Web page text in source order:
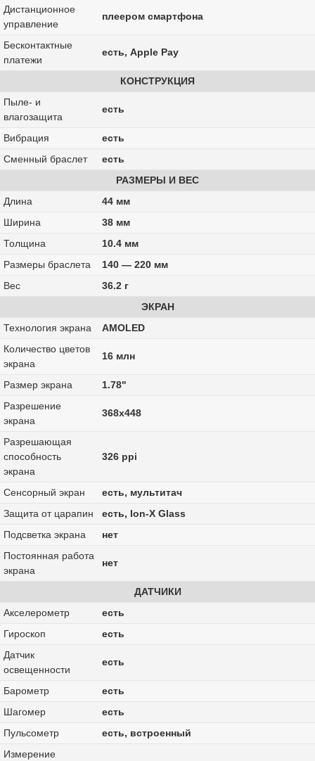
Дистанционное
управление
плеером смартфона
Бесконтактные
платежи
есть, Apple Pay
КОНСТРУКЦИЯ
Пыле- и
влагозащита
есть
Вибрация
есть
Сменный браслет
есть
РАЗМЕРЫ И ВЕС
Длина
44 мм
Ширина
38 мм
Толщина
10.4 мм
Размеры браслета
140 — 220 мм
Вес
36.2 г
ЭКРАН
Технология экрана
AMOLED
Количество цветов
экрана
16 млн
Размер экрана
1.78"
Разрешение
экрана
368x448
Разрешающая
способность
экрана
326 ppi
Сенсорный экран
есть, мультитач
Защита от царапин
есть, Ion-X Glass
Подсветка экрана
нет
Постоянная работа
экрана
нет
ДАТЧИКИ
Акселерометр
есть
Гироскоп
есть
Датчик
освещенности
есть
Барометр
есть
Шагомер
есть
Пульсометр
есть, встроенный
Измерение